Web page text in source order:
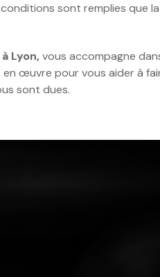
sont remplies que
Lyon, vous accompagne
œuvre pour vous aider à
sont dues.